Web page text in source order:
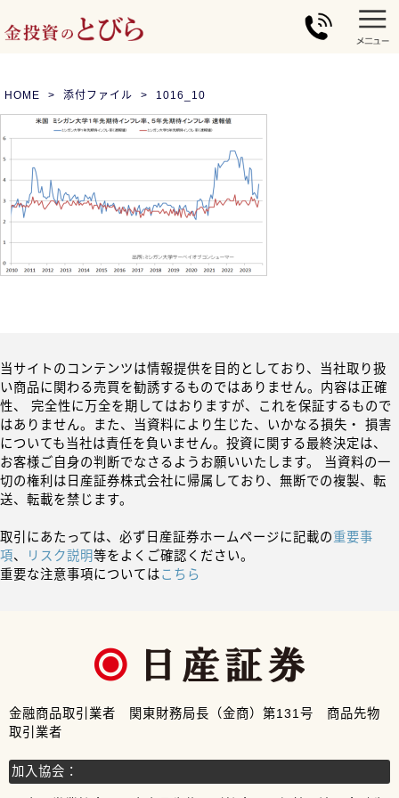
HOME 添付ファイル 1016_10
当サイトのコンテンツは情報提供を目的としており、当社取り扱
い商品に関わる売買を勧誘するものではありません。内容は正確
性、 完全性に万全を期してはおりますが、これを保証するもので
はありません。また、当資料により生じた、いかなる損失・ 損害
についても当社は責任を負いません。投資に関する最終決定は、
お客様ご自身の判断でなさるようお願いいたします。 当資料の一
切の権利は日産証券株式会社に帰属しており、無断での複製、転
送、転載を禁じます。
取引にあたっては、必ず日産証券ホームページに記載の重要事
項、 リスク説明等をよくご確認ください。
重要な注意事項についてはこちら
金融商品取引業者 関東財務局長（金商）第131号 商品先物
取引業者
加入協会：